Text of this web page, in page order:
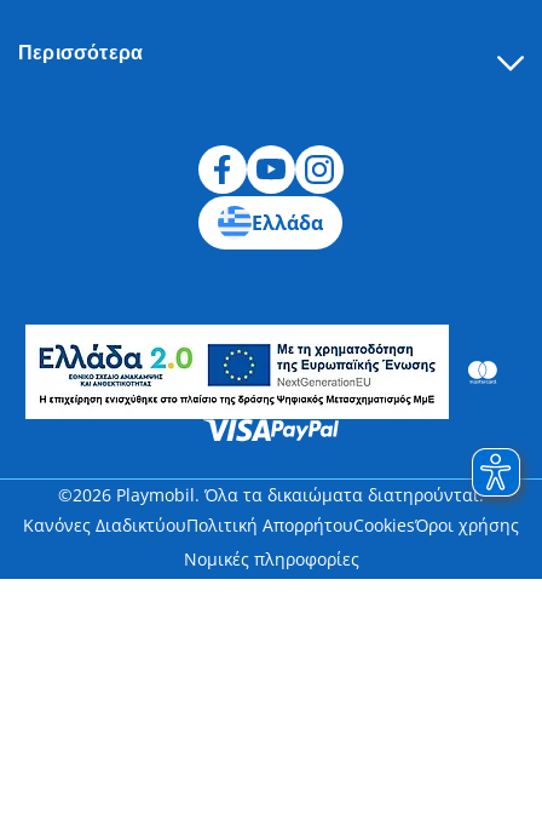
Περισσότερα
Ελλάδα
©2026 Playmobil. Όλα τα δικαιώματα διατηρούνται.
Κανόνες ΔιαδικτύουΠολιτική ΑπορρήτουCookiesΌροι χρήσης
Νομικές πληροφορίες